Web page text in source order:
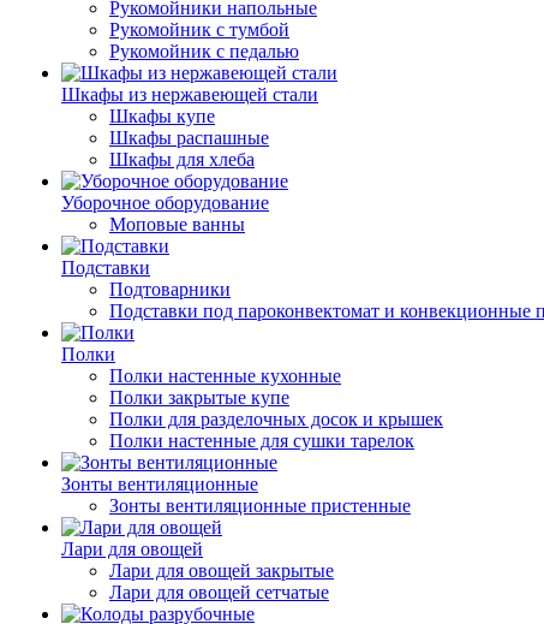
Рукомойники напольные
Рукомойник с тумбой
Рукомойник с педалью
Шкафы из нержавеющей стали
Шкафы купе
Шкафы распашные
Шкафы для хлеба
Уборочное оборудование
Моповые ванны
Подставки
Подтоварники
Подставки под пароконвектомат и конвекционные
Полки
Полки настенные кухонные
Полки закрытые купе
Полки для разделочных досок и крышек
Полки настенные для сушки тарелок
Зонты вентиляционные
Зонты вентиляционные пристенные
Лари для овощей
Лари для овощей закрытые
Лари для овощей сетчатые